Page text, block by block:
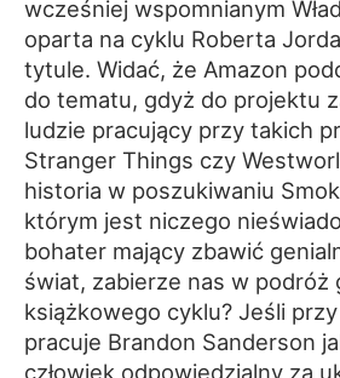
wcześniej wspomnianym
oparta na cyklu Roberta
tytule. Widać, że Amazon
do tematu, gdyż do projektu
ludzie pracujący przy takich
Stranger Things czy
historia w poszukiwaniu
którym jest niczego
bohater mający zbawić
świat, zabierze nas w podróż
książkowego cyklu? Jeśli
pracuje Brandon Sanderson
człowiek odpowiedzialny za